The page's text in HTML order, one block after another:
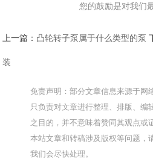
您的鼓励是对我们
上一篇： 凸轮转子泵属于什么类型的泵
装
免责声明：部分文章信息来源于网
只负责对文章进行整理、排版、编
之目的，并不意味着赞同其观点或
本站文章和转稿涉及版权等问题，
我们会尽快处理。